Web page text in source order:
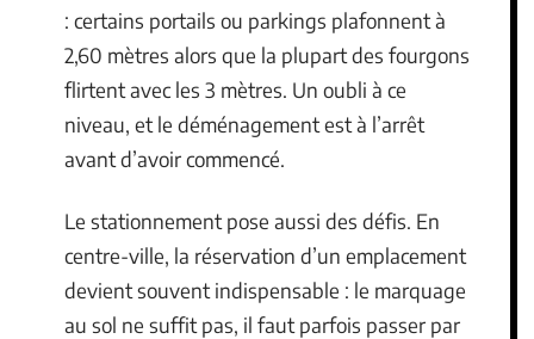
: certains portails ou parkings plafonnent à
2,60 mètres alors que la plupart des fourgons
flirtent avec les 3 mètres. Un oubli à ce
niveau, et le déménagement est à l’arrêt
avant d’avoir commencé.
Le stationnement pose aussi des défis. En
centre-ville, la réservation d’un emplacement
devient souvent indispensable : le marquage
au sol ne suffit pas, il faut parfois passer par